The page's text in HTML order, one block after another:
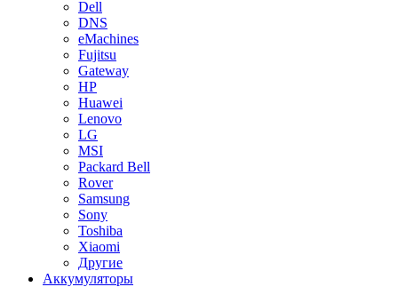
Dell
DNS
eMachines
Fujitsu
Gateway
HP
Huawei
Lenovo
LG
MSI
Packard Bell
Rover
Samsung
Sony
Toshiba
Xiaomi
Другие
Аккумуляторы